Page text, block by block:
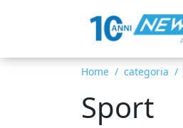
Home categoria
Sport